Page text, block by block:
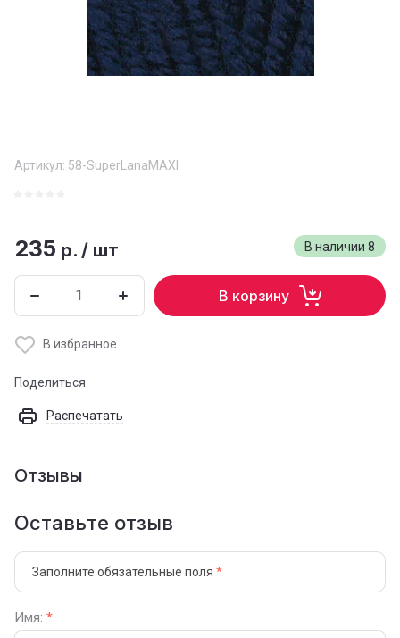
Артикул: 58-SuperLanaMAXI
В наличии 8
235 р. / шт
В корзину
В избранное
Поделиться
Распечатать
Отзывы
Оставьте отзыв
Заполните обязательные поля *
Имя: *